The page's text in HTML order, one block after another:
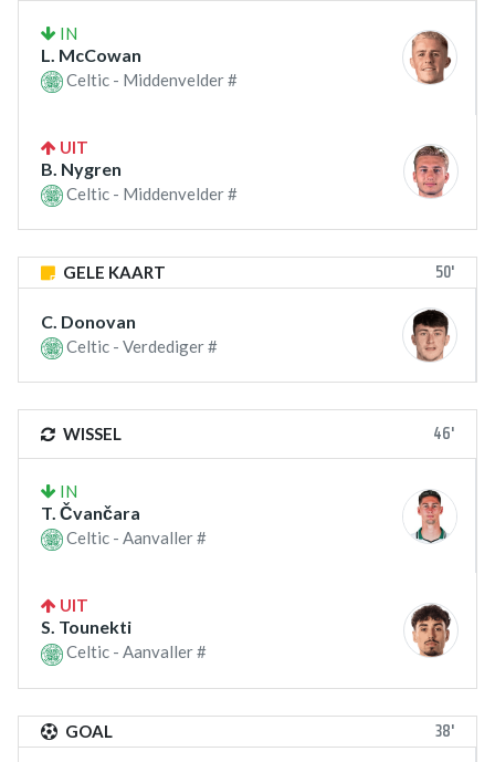
IN
L. McCowan
Celtic - Middenvelder #
UIT
B. Nygren
Celtic - Middenvelder #
GELE KAART 50'
C. Donovan
Celtic - Verdediger #
WISSEL 46'
IN
T. Čvančara
Celtic - Aanvaller #
UIT
S. Tounekti
Celtic - Aanvaller #
GOAL 38'